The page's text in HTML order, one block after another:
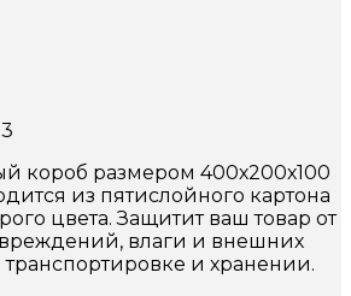
короб размером 400х200х100
из пятислойного картона
цвета. Защитит ваш товар от
влаги и внешних
и хранении.